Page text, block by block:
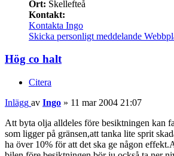
Ort: Skellefteå
Kontakt:
Kontakta Ingo
Skicka personligt meddelande
Hög co halt
Citera
Inlägg av Ingo » 11 mar 2004 21:07
Att byta olja alldeles före besiktningen kan
som ligger på gränsen,att tanka lite sprit
ha över 10% för att det ska ge någon